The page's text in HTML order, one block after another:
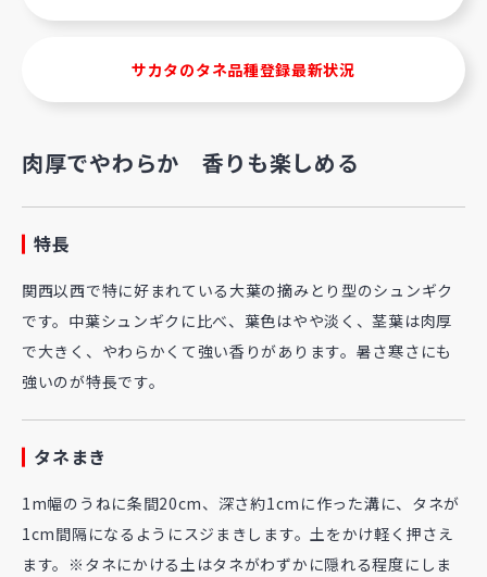
サカタのタネ品種登録最新状況
肉厚でやわらか 香りも楽しめる
特長
関西以西で特に好まれている大葉の摘みとり型のシュンギク
です。中葉シュンギクに比べ、葉色はやや淡く、茎葉は肉厚
で大きく、やわらかくて強い香りがあります。暑さ寒さにも
強いのが特長です。
タネまき
1m幅のうねに条間20cm、深さ約1cmに作った溝に、タネが
1cm間隔になるようにスジまきします。土をかけ軽く押さえ
ます。※タネにかける土はタネがわずかに隠れる程度にしま